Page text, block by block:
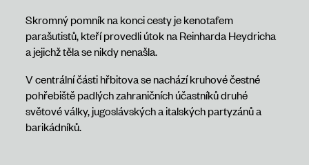
Skromný pomník na konci cesty je kenotafem
parašutistů, kteří provedli útok na Reinharda Heydricha
a jejichž těla se nikdy nenašla.
V centrální části hřbitova se nachází kruhové čestné
pohřebiště padlých zahraničních účastníků druhé
světové války, jugoslávských a italských partyzánů a
barikádníků.